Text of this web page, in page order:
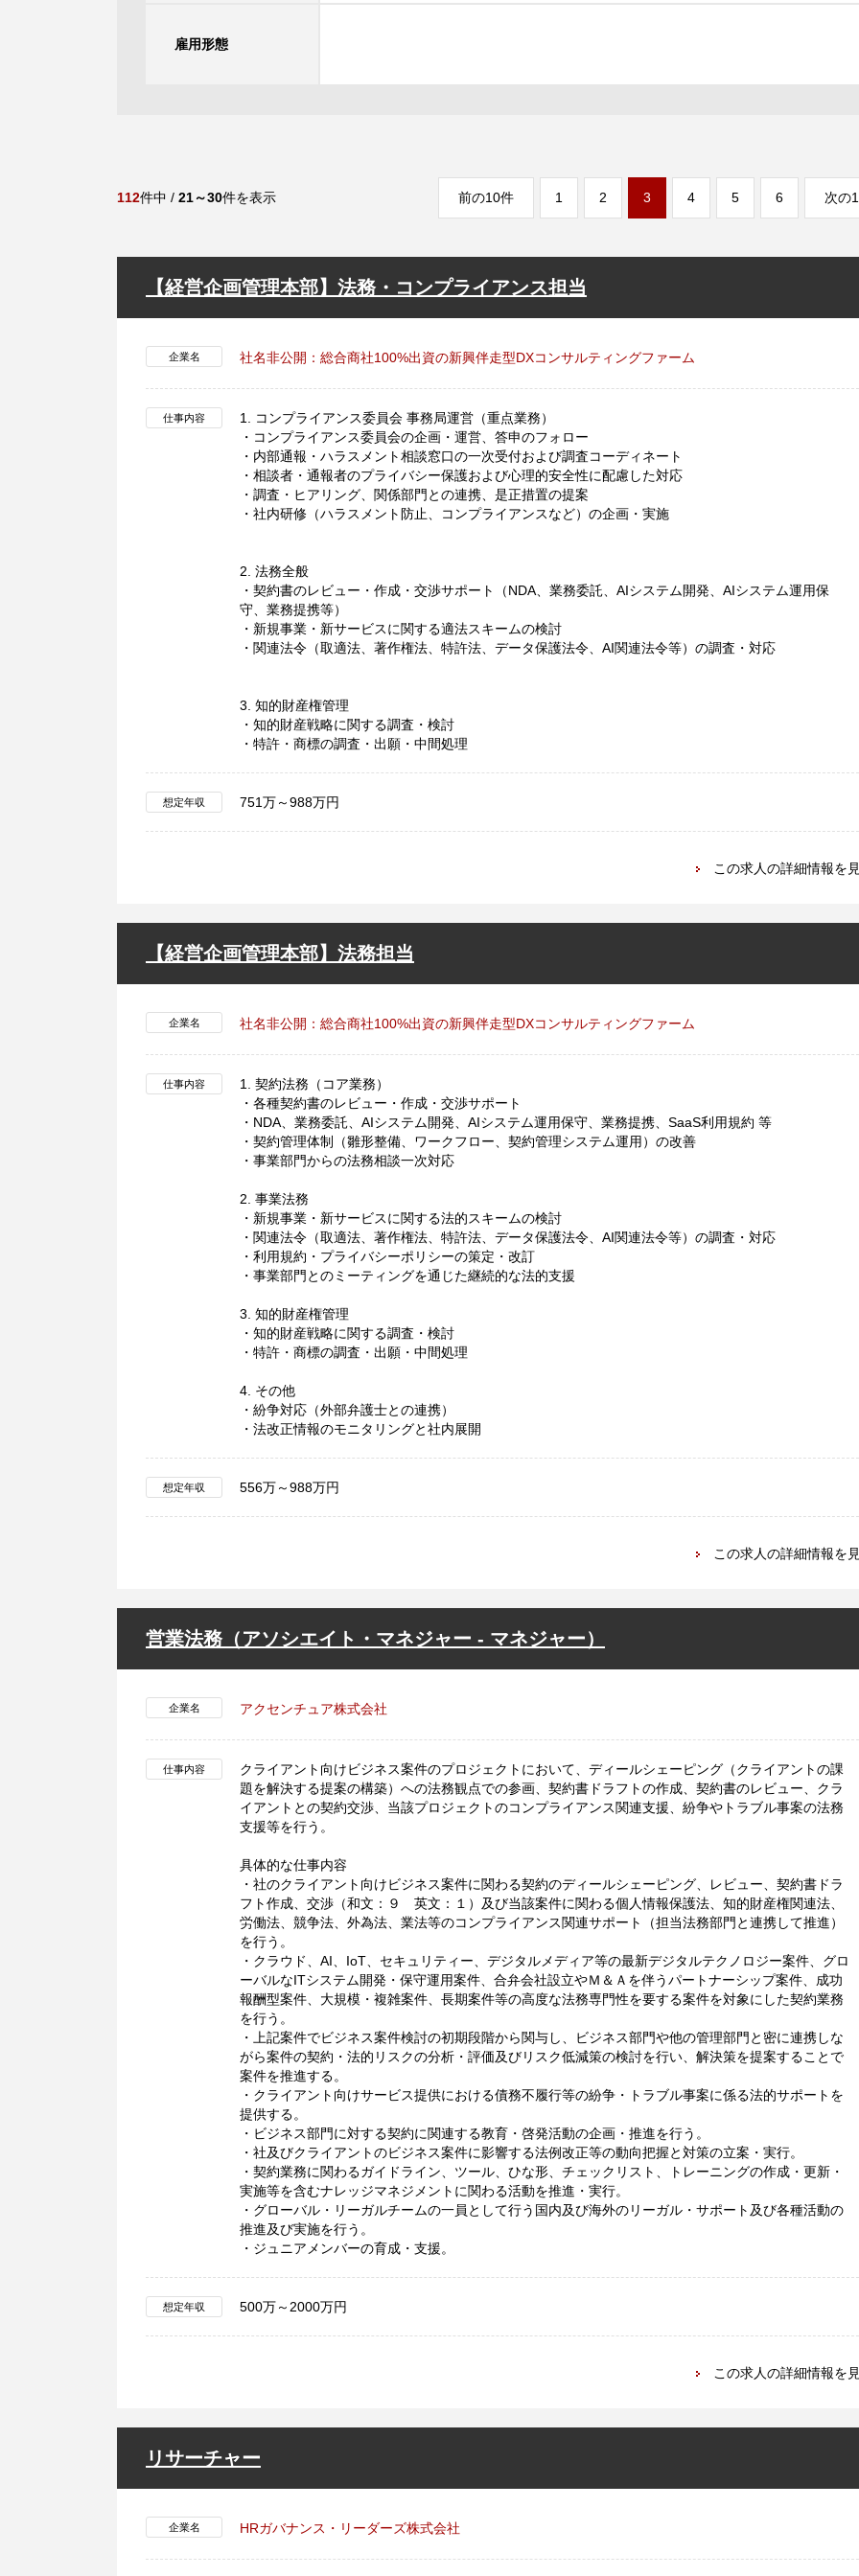
雇用形態
112件中 / 21～30件を表示 前の10件 1 2 3 4 5 6 次の
【経営企画管理本部】法務・コンプライアンス担当
企業名 社名非公開：総合商社100%出資の新興伴走型DXコンサルティングファーム
仕事内容
1. コンプライアンス委員会 事務局運営（重点業務）
・コンプライアンス委員会の企画・運営、答申のフォロー
・内部通報・ハラスメント相談窓口の一次受付および調査コーディネート
・相談者・通報者のプライバシー保護および心理的安全性に配慮した対応
・調査・ヒアリング、関係部門との連携、是正措置の提案
・社内研修（ハラスメント防止、コンプライアンスなど）の企画・実施
2. 法務全般
・契約書のレビュー・作成・交渉サポート（NDA、業務委託、AIシステム開発、AIシステム運用保
守、業務提携等）
・新規事業・新サービスに関する適法スキームの検討
・関連法令（取適法、著作権法、特許法、データ保護法令、AI関連法令等）の調査・対応
3. 知的財産権管理
・知的財産戦略に関する調査・検討
・特許・商標の調査・出願・中間処理
想定年収 751万～988万円
この求人の詳細情報を
【経営企画管理本部】法務担当
企業名 社名非公開：総合商社100%出資の新興伴走型DXコンサルティングファーム
仕事内容
1. 契約法務（コア業務）
・各種契約書のレビュー・作成・交渉サポート
・NDA、業務委託、AIシステム開発、AIシステム運用保守、業務提携、SaaS利用規約 等
・契約管理体制（雛形整備、ワークフロー、契約管理システム運用）の改善
・事業部門からの法務相談一次対応
2. 事業法務
・新規事業・新サービスに関する法的スキームの検討
・関連法令（取適法、著作権法、特許法、データ保護法令、AI関連法令等）の調査・対応
・利用規約・プライバシーポリシーの策定・改訂
・事業部門とのミーティングを通じた継続的な法的支援
3. 知的財産権管理
・知的財産戦略に関する調査・検討
・特許・商標の調査・出願・中間処理
4. その他
・紛争対応（外部弁護士との連携）
・法改正情報のモニタリングと社内展開
想定年収 556万～988万円
この求人の詳細情報を
営業法務（アソシエイト・マネジャー - マネジャー）
企業名 アクセンチュア株式会社
仕事内容
クライアント向けビジネス案件のプロジェクトにおいて、ディールシェーピング（クライアントの課
題を解決する提案の構築）への法務観点での参画、契約書ドラフトの作成、契約書のレビュー、クラ
イアントとの契約交渉、当該プロジェクトのコンプライアンス関連支援、紛争やトラブル事案の法務
支援等を行う。
具体的な仕事内容
・社のクライアント向けビジネス案件に関わる契約のディールシェーピング、レビュー、契約書ドラ
フト作成、交渉（和文：９ 英文：１）及び当該案件に関わる個人情報保護法、知的財産権関連法、
労働法、競争法、外為法、業法等のコンプライアンス関連サポート（担当法務部門と連携して推進）
を行う。
・クラウド、AI、IoT、セキュリティー、デジタルメディア等の最新デジタルテクノロジー案件、グロ
ーバルなITシステム開発・保守運用案件、合弁会社設立やＭ＆Ａを伴うパートナーシップ案件、成功
報酬型案件、大規模・複雑案件、長期案件等の高度な法務専門性を要する案件を対象にした契約業務
を行う。
・上記案件でビジネス案件検討の初期段階から関与し、ビジネス部門や他の管理部門と密に連携しな
がら案件の契約・法的リスクの分析・評価及びリスク低減策の検討を行い、解決策を提案することで
案件を推進する。
・クライアント向けサービス提供における債務不履行等の紛争・トラブル事案に係る法的サポートを
提供する。
・ビジネス部門に対する契約に関連する教育・啓発活動の企画・推進を行う。
・社及びクライアントのビジネス案件に影響する法例改正等の動向把握と対策の立案・実行。
・契約業務に関わるガイドライン、ツール、ひな形、チェックリスト、トレーニングの作成・更新・
実施等を含むナレッジマネジメントに関わる活動を推進・実行。
・グローバル・リーガルチームの一員として行う国内及び海外のリーガル・サポート及び各種活動の
推進及び実施を行う。
・ジュニアメンバーの育成・支援。
想定年収 500万～2000万円
この求人の詳細情報を
リサーチャー
企業名 HRガバナンス・リーダーズ株式会社